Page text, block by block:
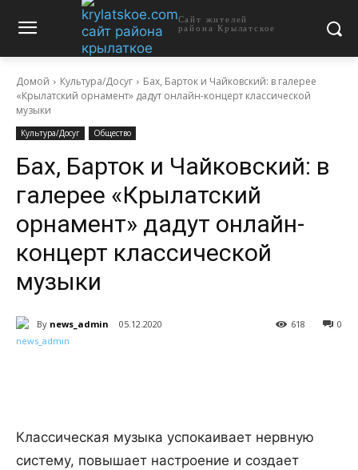
Сайт жителей
района Крылатское
Домой Культура/Досуг
Бах, Барток и Чайковский: в галерее
«Крылатский орнамент» дадут онлайн-концерт классической
музыки
Культура/Досуг Общество
Бах, Барток и Чайковский: в
галерее «Крылатский
орнамент» дадут онлайн-
концерт классической
музыки
By news_admin 05.12.2020 0
618
Классическая музыка успокаивает нервную
систему, повышает настроение и создает